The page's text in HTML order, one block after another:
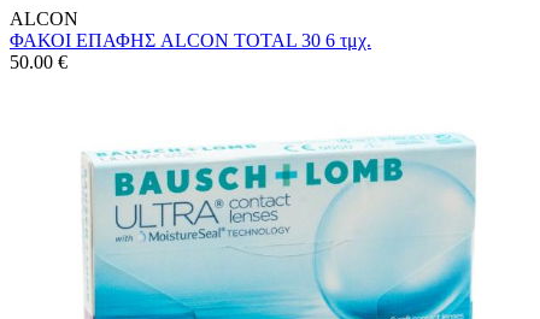
ALCON
ΦΑΚΟΙ ΕΠΑΦΗΣ ALCON TOTAL 30 6 τμχ.
50.00 €